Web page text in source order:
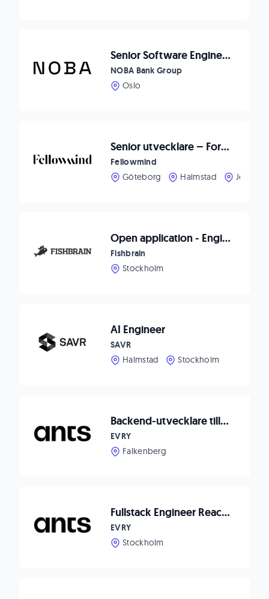
Senior Software Engineer - .Net Fokus
NOBA Bank Group
Oslo
Senior utvecklare – Forma framtidens CRM-upplevelser hos Fellowmind
Fellowmind
Göteborg
Halmstad
Open application - Engineering
Fishbrain
Stockholm
AI Engineer
SAVR
Halmstad
Stockholm
Backend-utvecklare till Matpriskollen
EVRY
Falkenberg
Fullstack Engineer React/Node.js to Waitwhile!
EVRY
Stockholm